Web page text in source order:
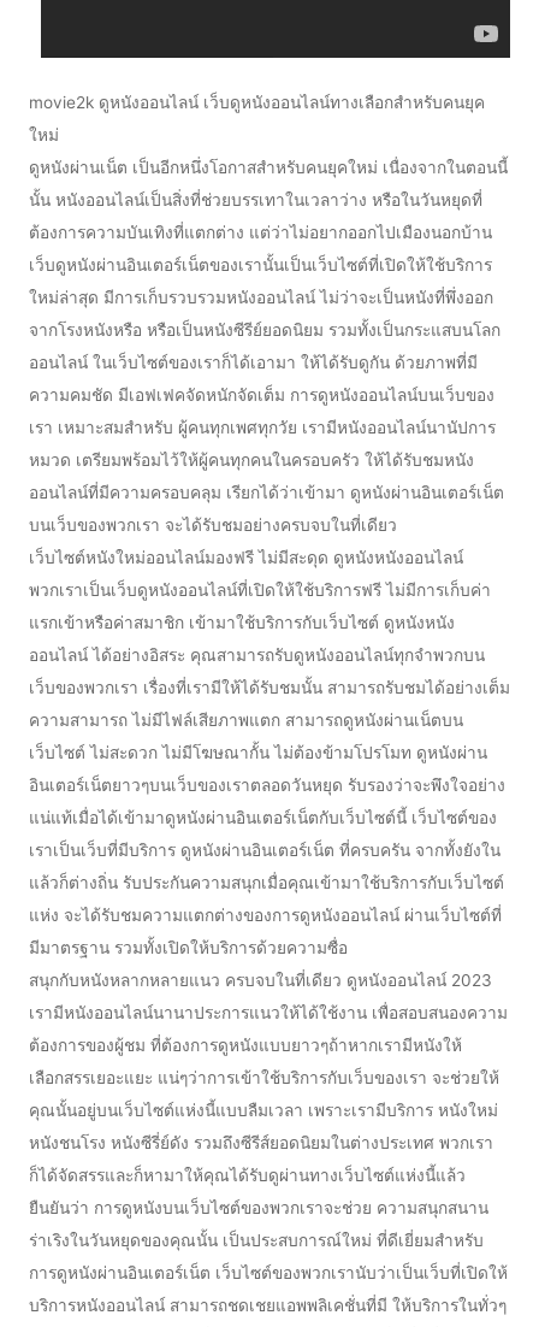
movie2k ดูหนังออนไลน์ เว็บดูหนังออนไลน์ทางเลือกสำหรับคนยุค
ใหม่
ดูหนังผ่านเน็ต เป็นอีกหนึ่งโอกาสสำหรับคนยุคใหม่ เนื่องจากในตอนนี้
นั้น หนังออนไลน์เป็นสิ่งที่ช่วยบรรเทาในเวลาว่าง หรือในวันหยุดที่
ต้องการความบันเทิงที่แตกต่าง แต่ว่าไม่อยากออกไปเมืองนอกบ้าน
เว็บดูหนังผ่านอินเตอร์เน็ตของเรานั้นเป็นเว็บไซต์ที่เปิดให้ใช้บริการ
ใหม่ล่าสุด มีการเก็บรวบรวมหนังออนไลน์ ไม่ว่าจะเป็นหนังที่พึ่งออก
จากโรงหนังหรือ หรือเป็นหนังซีรีย์ยอดนิยม รวมทั้งเป็นกระแสบนโลก
ออนไลน์ ในเว็บไซต์ของเราก็ได้เอามา ให้ได้รับดูกัน ด้วยภาพที่มี
ความคมชัด มีเอฟเฟคจัดหนักจัดเต็ม การดูหนังออนไลน์บนเว็บของ
เรา เหมาะสมสำหรับ ผู้คนทุกเพศทุกวัย เรามีหนังออนไลน์นานัปการ
หมวด เตรียมพร้อมไว้ให้ผู้คนทุกคนในครอบครัว ให้ได้รับชมหนัง
ออนไลน์ที่มีความครอบคลุม เรียกได้ว่าเข้ามา ดูหนังผ่านอินเตอร์เน็ต
บนเว็บของพวกเรา จะได้รับชมอย่างครบจบในที่เดียว
เว็บไซต์หนังใหม่ออนไลน์มองฟรี ไม่มีสะดุด ดูหนังหนังออนไลน์
พวกเราเป็นเว็บดูหนังออนไลน์ที่เปิดให้ใช้บริการฟรี ไม่มีการเก็บค่า
แรกเข้าหรือค่าสมาชิก เข้ามาใช้บริการกับเว็บไซต์ ดูหนังหนัง
ออนไลน์ ได้อย่างอิสระ คุณสามารถรับดูหนังออนไลน์ทุกจำพวกบน
เว็บของพวกเรา เรื่องที่เรามีให้ได้รับชมนั้น สามารถรับชมได้อย่างเต็ม
ความสามารถ ไม่มีไฟล์เสียภาพแตก สามารถดูหนังผ่านเน็ตบน
เว็บไซต์ ไม่สะดวก ไม่มีโฆษณากั้น ไม่ต้องข้ามโปรโมท ดูหนังผ่าน
อินเตอร์เน็ตยาวๆบนเว็บของเราตลอดวันหยุด รับรองว่าจะพึงใจอย่าง
แน่แท้เมื่อได้เข้ามาดูหนังผ่านอินเตอร์เน็ตกับเว็บไซต์นี้ เว็บไซต์ของ
เราเป็นเว็บที่มีบริการ ดูหนังผ่านอินเตอร์เน็ต ที่ครบครัน จากทั้งยังใน
แล้วก็ต่างถิ่น รับประกันความสนุกเมื่อคุณเข้ามาใช้บริการกับเว็บไซต์
แห่ง จะได้รับชมความแตกต่างของการดูหนังออนไลน์ ผ่านเว็บไซต์ที่
มีมาตรฐาน รวมทั้งเปิดให้บริการด้วยความซื่อ
สนุกกับหนังหลากหลายแนว ครบจบในที่เดียว ดูหนังออนไลน์ 2023
เรามีหนังออนไลน์นานาประการแนวให้ได้ใช้งาน เพื่อสอบสนองความ
ต้องการของผู้ชม ที่ต้องการดูหนังแบบยาวๆถ้าหากเรามีหนังให้
เลือกสรรเยอะแยะ แน่ๆว่าการเข้าใช้บริการกับเว็บของเรา จะช่วยให้
คุณนั้นอยู่บนเว็บไซต์แห่งนี้แบบลืมเวลา เพราะเรามีบริการ หนังใหม่
หนังชนโรง หนังซีรี่ย์ดัง รวมถึงซีรีส์ยอดนิยมในต่างประเทศ พวกเรา
ก็ได้จัดสรรและก็หามาให้คุณได้รับดูผ่านทางเว็บไซต์แห่งนี้แล้ว
ยืนยันว่า การดูหนังบนเว็บไซต์ของพวกเราจะช่วย ความสนุกสนาน
ร่าเริงในวันหยุดของคุณนั้น เป็นประสบการณ์ใหม่ ที่ดีเยี่ยมสำหรับ
การดูหนังผ่านอินเตอร์เน็ต เว็บไซต์ของพวกเรานับว่าเป็นเว็บที่เปิดให้
บริการหนังออนไลน์ สามารถชดเชยแอพพลิเคชั่นที่มี ให้บริการในทั่วๆ